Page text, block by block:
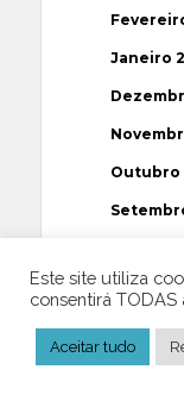
Janeiro
Outubro
Julho
Junho
Maio
Este site utiliza
consentirá TODAS
Aceitar tudo